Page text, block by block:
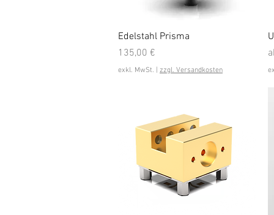
Schnellansicht
Edelstahl Prisma
Preis
135,00 €
exkl. MwSt. zzgl. Versandkosten